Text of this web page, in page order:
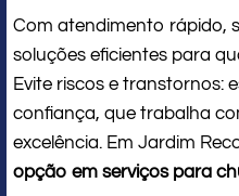
Com atendimento rápido,
soluções eficientes para
Evite riscos e transtornos:
confiança, que trabalha
excelência. Em Jardim
opção em serviços para